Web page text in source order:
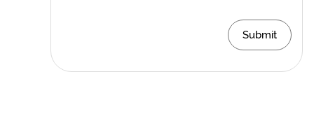
Submit